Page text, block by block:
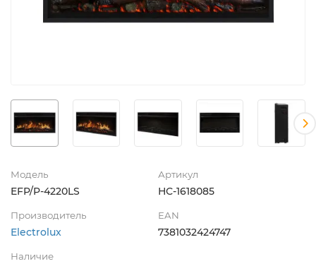
Модель
EFP/P-4220LS
Артикул
НС-1618085
Производитель
Electrolux
EAN
7381032424747
Наличие